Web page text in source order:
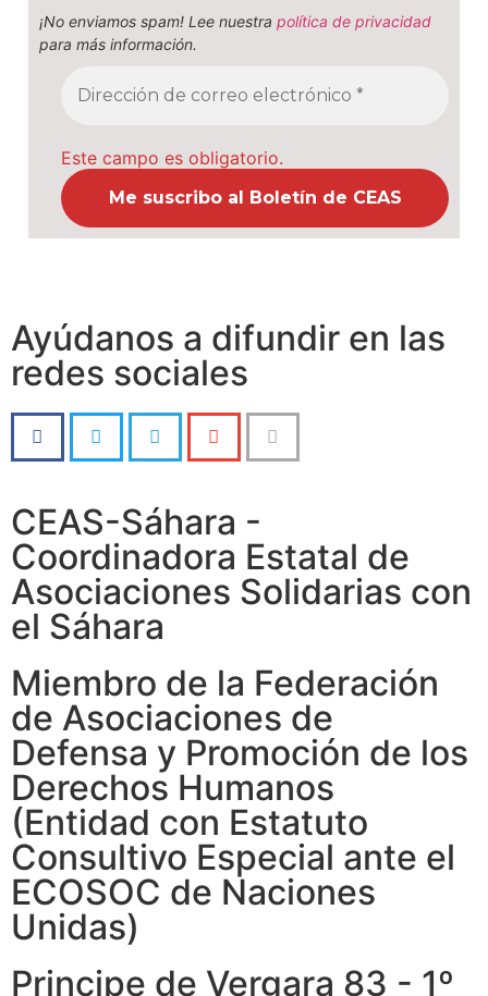
¡No enviamos spam! Lee nuestra política de privacidad
para más información.
Este campo es obligatorio.
Ayúdanos a difundir en las
redes sociales
CEAS-Sáhara -
Coordinadora Estatal de
Asociaciones Solidarias con
el Sáhara
Miembro de la Federación
de Asociaciones de
Defensa y Promoción de los
Derechos Humanos
(Entidad con Estatuto
Consultivo Especial ante el
ECOSOC de Naciones
Unidas)
Principe de Vergara 83 - 1º